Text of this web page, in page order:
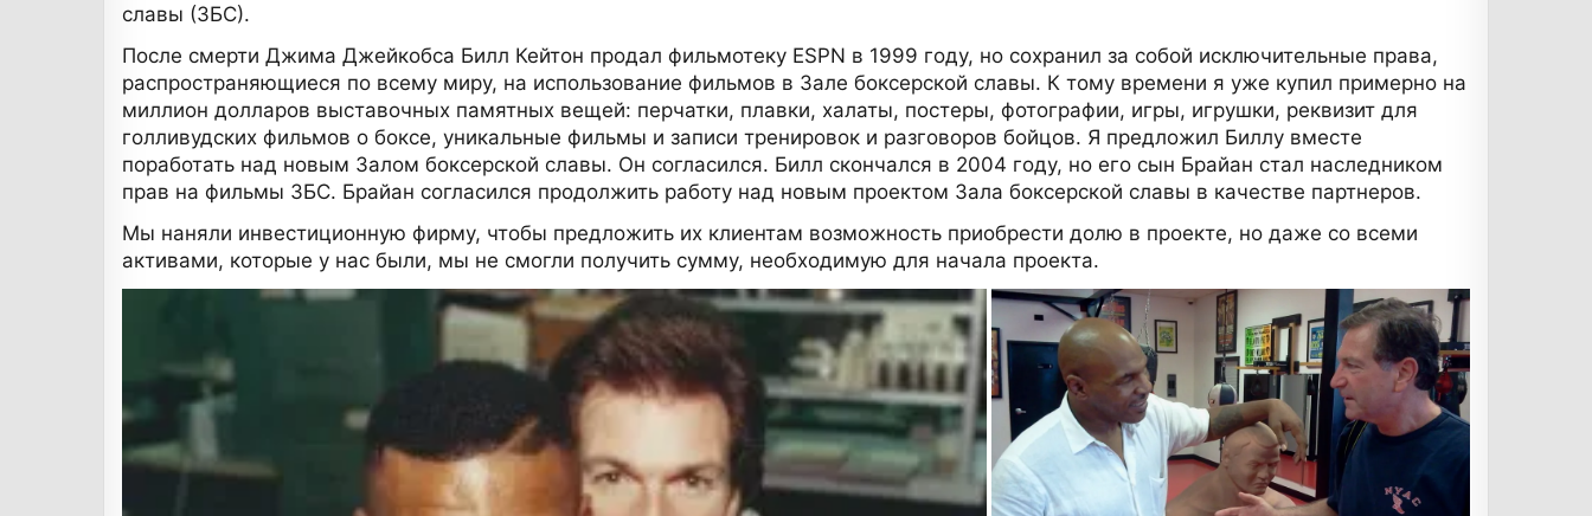
славы (ЗБС).
После смерти Джима Джейкобса Билл Кейтон продал фильмотеку ESPN в 1999 году, но сохранил за собой исключительные права,
распространяющиеся по всему миру, на использование фильмов в Зале боксерской славы. К тому времени я уже купил примерно на
миллион долларов выставочных памятных вещей: перчатки, плавки, халаты, постеры, фотографии, игры, игрушки, реквизит для
голливудских фильмов о боксе, уникальные фильмы и записи тренировок и разговоров бойцов. Я предложил Биллу вместе
поработать над новым Залом боксерской славы. Он согласился. Билл скончался в 2004 году, но его сын Брайан стал наследником
прав на фильмы ЗБС. Брайан согласился продолжить работу над новым проектом Зала боксерской славы в качестве партнеров.
Мы наняли инвестиционную фирму, чтобы предложить их клиентам возможность приобрести долю в проекте, но даже со всеми
активами, которые у нас были, мы не смогли получить сумму, необходимую для начала проекта.